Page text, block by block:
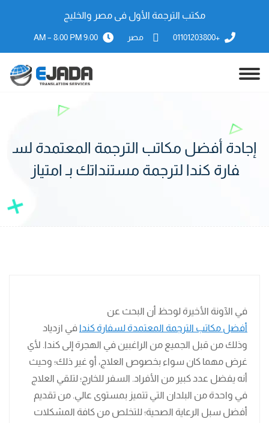
مكتب الترجمة الأول فى مصر والخليج
+01101203800 مصر 9:00 AM – 8:00 PM
إجادة أفضل مكاتب الترجمة المعتمدة لس
فارة كندا لترجمة مستنداتك بـ امتياز
في الآونة الأخيرة لوحظ أن البحث عن
أفضل مكاتب الترجمة المعتمدة لسفارة كندا في ازدياد
وذلك من قبل الجميع من الراغبين في الهجرة إلى كندا. لأي
غرض مهما كان سواء بخصوص العلاج، أو غير ذلك؛ وحيث
أنه يفضل عدد كبير من الأفراد. السفر للخارج؛ لتلقي العلاج
في واحدة من البلدان التي تتميز بمستوى عالي. من تقديم
أفضل سبل الرعاية الصحية؛ للتخلص من كافة المشكلات